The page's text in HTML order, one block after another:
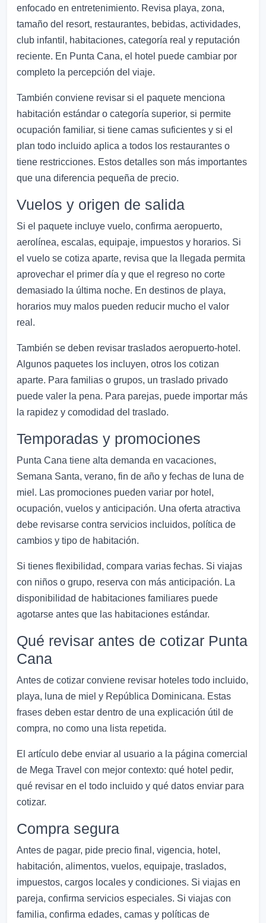
enfocado en entretenimiento. Revisa playa, zona,
tamaño del resort, restaurantes, bebidas, actividades,
club infantil, habitaciones, categoría real y reputación
reciente. En Punta Cana, el hotel puede cambiar por
completo la percepción del viaje.
También conviene revisar si el paquete menciona
habitación estándar o categoría superior, si permite
ocupación familiar, si tiene camas suficientes y si el
plan todo incluido aplica a todos los restaurantes o
tiene restricciones. Estos detalles son más importantes
que una diferencia pequeña de precio.
Vuelos y origen de salida
Si el paquete incluye vuelo, confirma aeropuerto,
aerolínea, escalas, equipaje, impuestos y horarios. Si
el vuelo se cotiza aparte, revisa que la llegada permita
aprovechar el primer día y que el regreso no corte
demasiado la última noche. En destinos de playa,
horarios muy malos pueden reducir mucho el valor
real.
También se deben revisar traslados aeropuerto-hotel.
Algunos paquetes los incluyen, otros los cotizan
aparte. Para familias o grupos, un traslado privado
puede valer la pena. Para parejas, puede importar más
la rapidez y comodidad del traslado.
Temporadas y promociones
Punta Cana tiene alta demanda en vacaciones,
Semana Santa, verano, fin de año y fechas de luna de
miel. Las promociones pueden variar por hotel,
ocupación, vuelos y anticipación. Una oferta atractiva
debe revisarse contra servicios incluidos, política de
cambios y tipo de habitación.
Si tienes flexibilidad, compara varias fechas. Si viajas
con niños o grupo, reserva con más anticipación. La
disponibilidad de habitaciones familiares puede
agotarse antes que las habitaciones estándar.
Qué revisar antes de cotizar Punta
Cana
Antes de cotizar conviene revisar hoteles todo incluido,
playa, luna de miel y República Dominicana. Estas
frases deben estar dentro de una explicación útil de
compra, no como una lista repetida.
El artículo debe enviar al usuario a la página comercial
de Mega Travel con mejor contexto: qué hotel pedir,
qué revisar en el todo incluido y qué datos enviar para
cotizar.
Compra segura
Antes de pagar, pide precio final, vigencia, hotel,
habitación, alimentos, vuelos, equipaje, traslados,
impuestos, cargos locales y condiciones. Si viajas en
pareja, confirma servicios especiales. Si viajas con
familia, confirma edades, camas y políticas de